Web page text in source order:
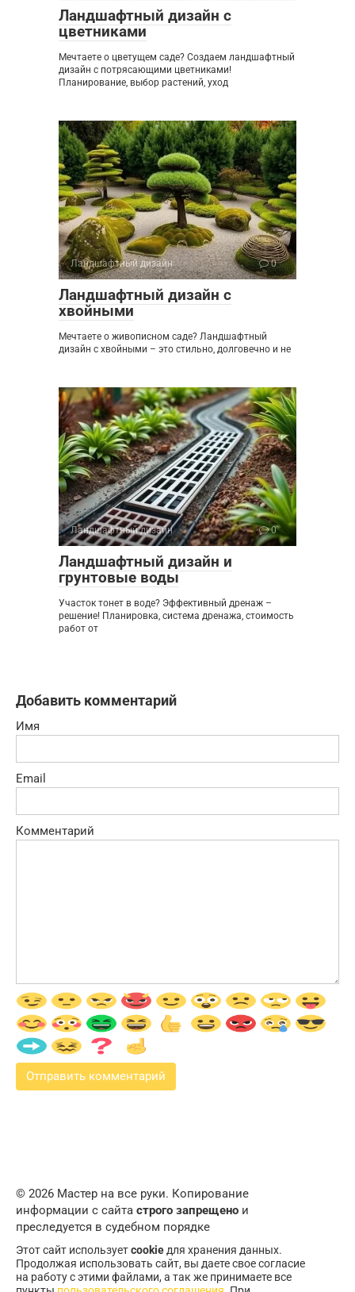
Ландшафтный дизайн с
цветниками
Мечтаете о цветущем саде? Создаем ландшафтный
дизайн с потрясающими цветниками!
Планирование, выбор растений, уход
Ландшафтный дизайн 0
Ландшафтный дизайн с
хвойными
Мечтаете о живописном саде? Ландшафтный
дизайн с хвойными – это стильно, долговечно и не
Ландшафтный дизайн 0
Ландшафтный дизайн и
грунтовые воды
Участок тонет в воде? Эффективный дренаж –
решение! Планировка, система дренажа, стоимость
работ от
Добавить комментарий
Имя
Email
Комментарий
© 2026 Мастер на все руки. Копирование
информации с сайта строго запрещено и
преследуется в судебном порядке
Этот сайт используетcookieдля хранения данных.
Продолжая использовать сайт, вы даете свое согласие
на работу с этими файлами, а так же принимаете все